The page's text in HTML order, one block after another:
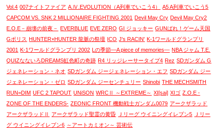
Vol.4 007ナイトファイア A.Ⅳ.EVOLUTION（A列車でいこう4）
A5 A列車でいこう5
CAPCOM VS. SNK 2 MILLIONAIRE FIGHTING 2001 Devil May Cry Devil May Cry2
E.O.E－崩壊の前夜－
EVERBLUE EVE ZERO GI ジョッキー GUNばれ！ゲーム天国
Gポリス HUNTER×HUNTER 龍脈の祭壇 ICO J's RACIN' K-1ワールドグランプリ
2001 K-1ワールドグランプリ 2002 Lの季節―A piece of memories― NBA ジャム T.E.
QUIZなないろDREAMS虹色町の奇跡 R4 リッジレーサータイプ4 Rez SDガンダム G
ジェネレーション・ネオ SDガンダム ジージェネレーション・エフ SDガンダム ジー
ジェネレーション・ゼロ SDガンダム ジーセンチュリー Shinobi THE MECHSMITH
RUN=DIM UFC 2 TAPOUT UNiSON WRCⅡ ～EXTREME～ XI[sai] XIゴ Z.O.E -
ZONE OF THE ENDERS- ZEONIC FRONT 機動戦士ガンダム0079 アークザラッド
アークザラッドⅡ
アークザラッド聖霊の黄昏 Ｊリーグ ウイニングイレブン5
Ｊリー
グ ウイニングイレブン6 ～アートカミオン～ 芸術伝